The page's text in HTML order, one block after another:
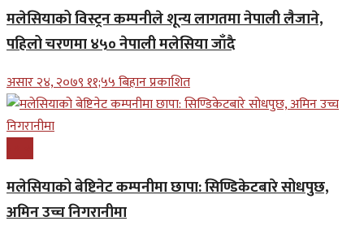
मलेसियाको विस्ट्रन कम्पनीले शून्य लागतमा नेपाली लैजाने,
पहिलो चरणमा ४५० नेपाली मलेसिया जाँदै
असार २४, २०७९ ११;५५ बिहान प्रकाशित
मलेसियाको बेष्टिनेट कम्पनीमा छापा: सिण्डिकेटबारे सोधपुछ,
अमिन उच्च निगरानीमा